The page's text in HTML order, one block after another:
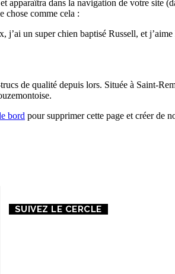
apparaîtra dans la navigation de votre site
chose comme cela :
un super chien baptisé Russell, et
de qualité depuis lors. Située à Saint-
bord pour supprimer cette page et créer de
SUIVEZ LE CERCLE